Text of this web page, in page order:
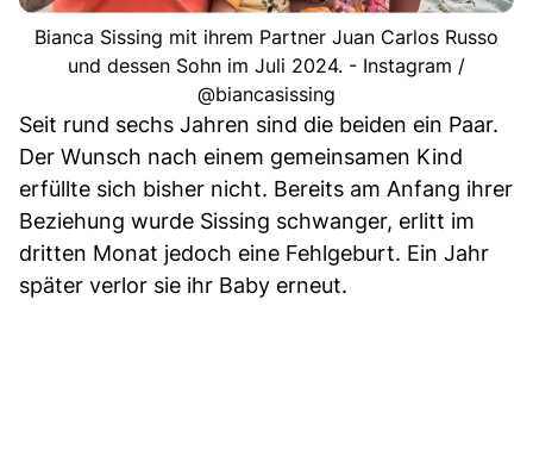
Bianca Sissing mit ihrem Partner Juan Carlos Russo
und dessen Sohn im Juli 2024. - Instagram /
@biancasissing
Seit rund sechs Jahren sind die beiden ein Paar.
Der Wunsch nach einem gemeinsamen Kind
erfüllte sich bisher nicht. Bereits am Anfang ihrer
Beziehung wurde Sissing schwanger, erlitt im
dritten Monat jedoch eine Fehlgeburt. Ein Jahr
später verlor sie ihr Baby erneut.